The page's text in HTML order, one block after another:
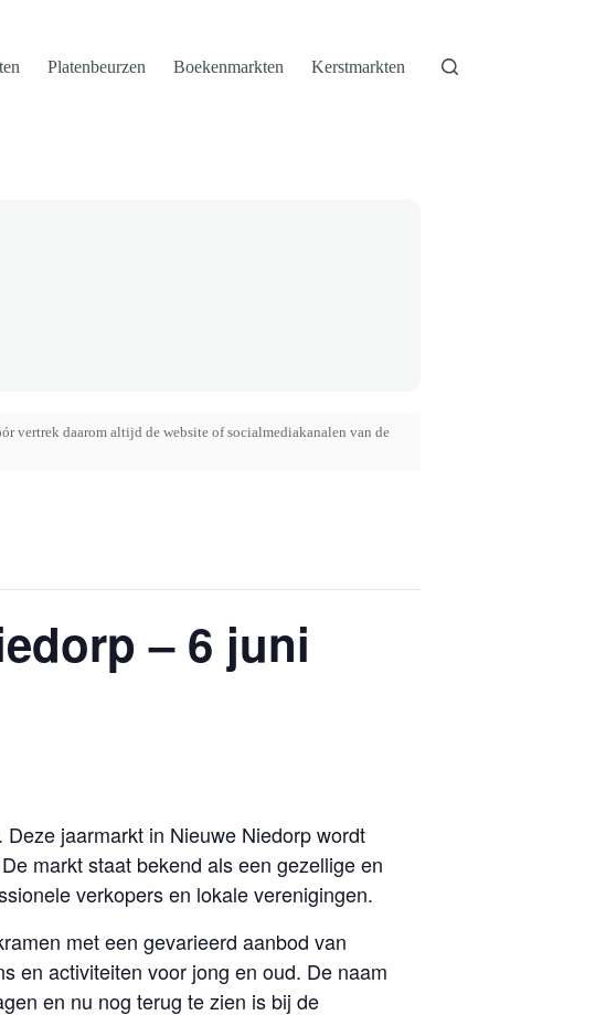
Platenbeurzen Boekenmarkten Kerstmarkten
vertrek daarom altijd de website of socialmediakanalen van de
– 6 juni
jaarmarkt in Nieuwe Niedorp wordt
markt staat bekend als een gezellige en
verkopers en lokale verenigingen.
met een gevarieerd aanbod van
en activiteiten voor jong en oud. De naam
en nu nog terug te zien is bij de